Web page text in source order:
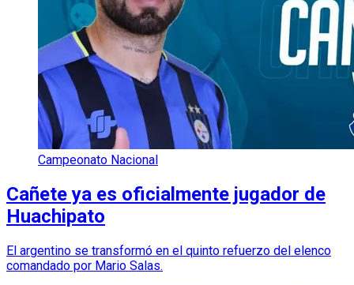
Campeonato Nacional
Cañete ya es oficialmente jugador de
Huachipato
El argentino se transformó en el quinto refuerzo del elenco
comandado por Mario Salas.